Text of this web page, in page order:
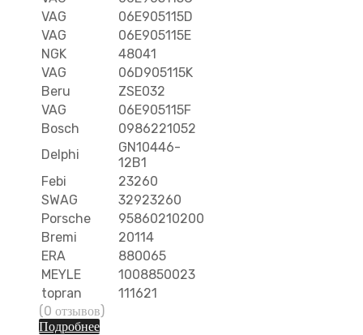
VAG
06E905115D
VAG
06E905115E
NGK
48041
VAG
06D905115K
Beru
ZSE032
VAG
06E905115F
Bosch
0986221052
Delphi
GN10446-
12B1
Febi
23260
SWAG
32923260
Porsche
95860210200
Bremi
20114
ERA
880065
MEYLE
1008850023
topran
111621
(0 отзывов)
Подробнее